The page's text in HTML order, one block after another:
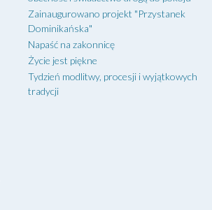
Zainaugurowano projekt "Przystanek
Dominikańska"
Napaść na zakonnicę
Życie jest piękne
Tydzień modlitwy, procesji i wyjątkowych
tradycji